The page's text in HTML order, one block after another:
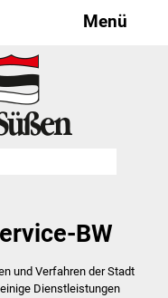
Menü
Politik
BW
und Verfahren der Stadt
Dienstleistungen